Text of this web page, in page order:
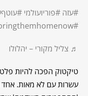
#עזה #פוריועולמי
#bringthemhomenow
♬ צליל מקורי – יהלולו
טיקטוק הפכה להיות